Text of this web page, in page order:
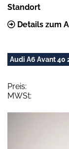
Standort
Details zum
Audi A6 Avant 40
Preis:
MWSt: